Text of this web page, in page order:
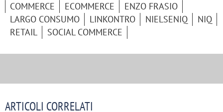
COMMERCE ECOMMERCE
ENZO FRASIO
LARGO CONSUMO
LINKONTRO NIELSENIQ
NIQ
RETAIL
SOCIAL COMMERCE
ARTICOLI CORRELATI